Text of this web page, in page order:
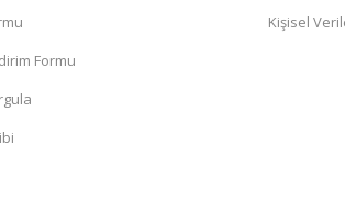
Formu
Kişisel